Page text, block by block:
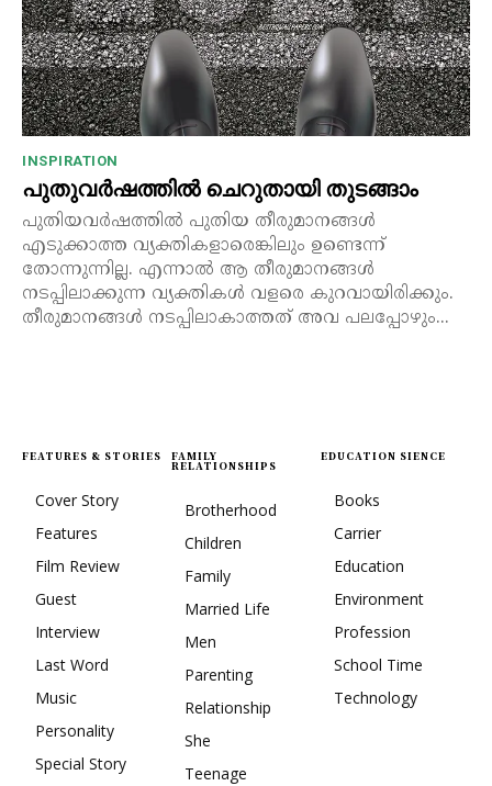
INSPIRATION
പുതുവർഷത്തിൽ ചെറുതായി തുടങ്ങാം
പുതിയവർഷത്തിൽ പുതിയ തീരുമാനങ്ങൾ
എടുക്കാത്ത വ്യക്തികളാരെങ്കിലും ഉണ്ടെന്ന്
തോന്നുന്നില്ല. എന്നാൽ ആ തീരുമാനങ്ങൾ
നടപ്പിലാക്കുന്ന വ്യക്തികൾ വളരെ കുറവായിരിക്കും.
തീരുമാനങ്ങൾ നടപ്പിലാകാത്തത് അവ പലപ്പോഴും...
FEATURES & STORIES
Cover Story
Features
Film Review
Guest
Interview
Last Word
Music
Personality
Special Story
FAMILY
RELATIONSHIPS
Brotherhood
Children
Family
Married Life
Men
Parenting
Relationship
She
Teenage
EDUCATION SIENCE
Books
Carrier
Education
Environment
Profession
School Time
Technology